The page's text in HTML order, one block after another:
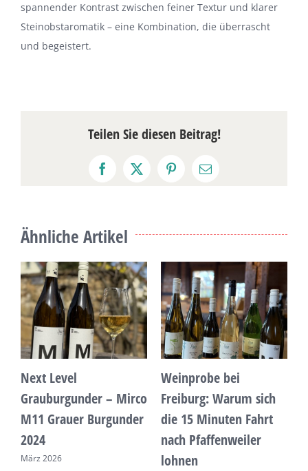
spannender Kontrast zwischen feiner Textur und klarer
Steinobstaromatik – eine Kombination, die überrascht
und begeistert.
Teilen Sie diesen Beitrag!
Facebook
X Pinterest
E-
Ähnliche Artikel
Next Level
Grauburgunder – Mirco
M11 Grauer Burgunder
2024
März 2026
Weinprobe bei
Freiburg: Warum sich
die 15 Minuten Fahrt
nach Pfaffenweiler
lohnen